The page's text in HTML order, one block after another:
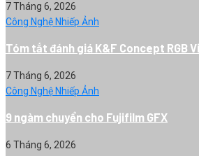
7 Tháng 6, 2026
Công Nghệ Nhiếp Ảnh
Tóm tắt đánh giá K&F Concept RGB
7 Tháng 6, 2026
Công Nghệ Nhiếp Ảnh
9 ngàm chuyển cho Fujifilm GFX
6 Tháng 6, 2026